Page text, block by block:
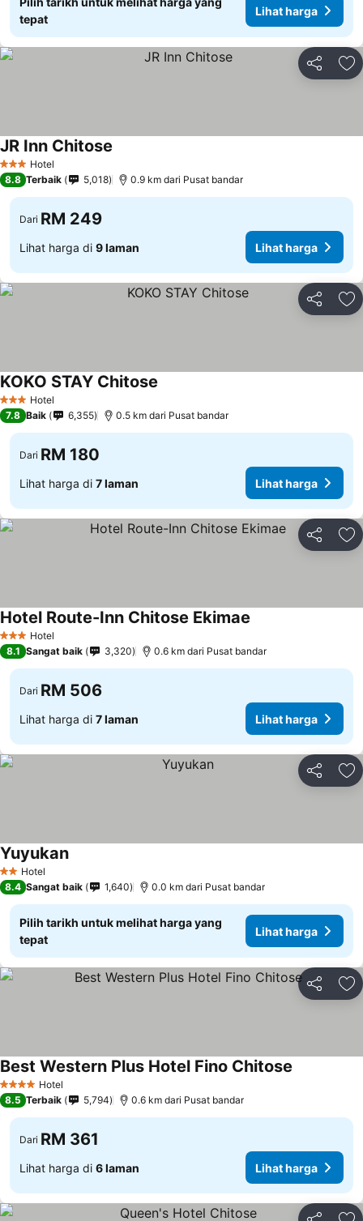
tepat
Lihat harga
Kongsi
3 BintangHotel
JR Inn Chitose
8.8 Terbaik 5,018 0.9 km dari Pusat bandar
Dari RM 249
Lihat harga di 9 laman Lihat harga
Kongsi
3 BintangHotel
KOKO STAY Chitose
7.8 Baik 6,355 0.5 km dari Pusat bandar
Dari RM 180
Lihat harga di 7 laman Lihat harga
Kongsi
3 BintangHotel
Hotel Route-Inn Chitose Ekimae
8.1 Sangat baik 3,320 0.6 km dari Pusat bandar
Dari RM 506
Lihat harga di 7 laman Lihat harga
Kongsi
2 Bintang
Hotel
YuyukanLihat harga
8.4 Sangat baik 1,640 0.0 km dari Pusat bandar
Pilih tarikh untuk melihat harga yang
tepat
Lihat harga
Kongsi
4 BintangHotel
Best Western Plus Hotel Fino Chitose
8.5 Terbaik 5,794 0.6 km dari Pusat bandar
Dari RM 361
Lihat harga di 6 laman Lihat harga